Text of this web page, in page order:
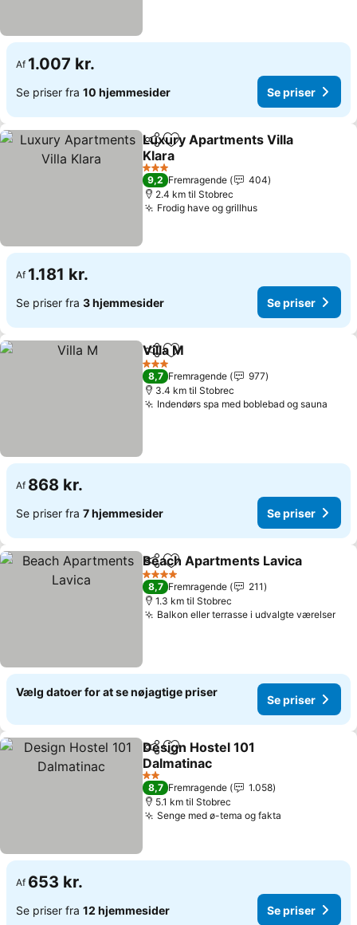
Af 1.007 kr.
Se priser fra 10 hjemmesider Se priser
Del Føj til favoritter
Luxury Apartments Villa
Klara
3 Stjerner
9,2 Fremragende
404
2.4 km til Stobrec
Frodig have og grillhus
Af 1.181 kr.
Se priser fra 3 hjemmesider Se priser
Del Føj til favoritter
Villa M
3 Stjerner
8,7 Fremragende
977
3.4 km til Stobrec
Indendørs spa med boblebad og sauna
Af 868 kr.
Se priser fra 7 hjemmesider Se priser
Del Føj til favoritter
Beach Apartments Lavica
4 Stjerner
8,7 Fremragende
211
1.3 km til Stobrec
Balkon eller terrasse i udvalgte værelser
Vælg datoer for at se nøjagtige priser
Se priser
Del Føj til favoritter
Design Hostel 101
Dalmatinac
2 Stjerner
8,7 Fremragende
1.058
5.1 km til Stobrec
Senge med ø-tema og fakta
Af 653 kr.
Se priser fra 12 hjemmesider Se priser